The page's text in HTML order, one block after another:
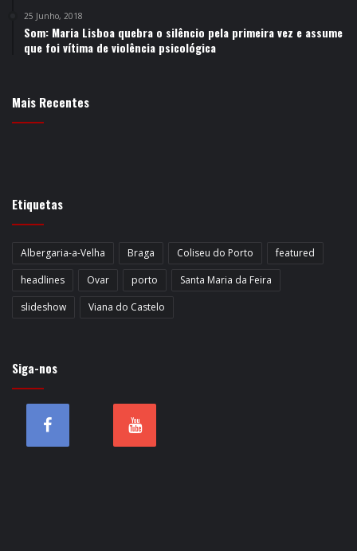
25 Junho, 2018
Som: Maria Lisboa quebra o silêncio pela primeira vez e assume
que foi vítima de violência psicológica
Mais Recentes
Etiquetas
Albergaria-a-Velha Braga Coliseu do Porto
featured
headlines
Ovar porto
Santa Maria da Feira
slideshow
Viana do Castelo
Siga-nos